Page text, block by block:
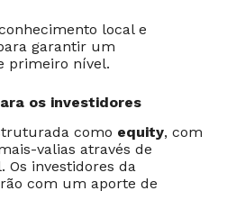
local e
garantir um
primeiro nível.
os investidores
como equity, com
valias através de
Os investidores da
com um aporte de